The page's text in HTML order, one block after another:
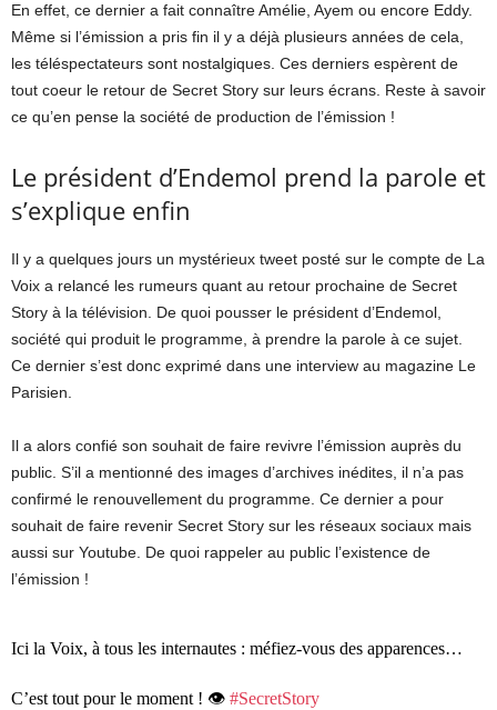
En effet, ce dernier a fait connaître Amélie, Ayem ou encore Eddy.
Même si l’émission a pris fin il y a déjà plusieurs années de cela,
les téléspectateurs sont nostalgiques. Ces derniers espèrent de
tout coeur le retour de Secret Story sur leurs écrans. Reste à savoir
ce qu’en pense la société de production de l’émission !
Le président d’Endemol prend la parole et
s’explique enfin
Il y a quelques jours un mystérieux tweet posté sur le compte de La
Voix a relancé les rumeurs quant au retour prochaine de Secret
Story à la télévision. De quoi pousser le président d’Endemol,
société qui produit le programme, à prendre la parole à ce sujet.
Ce dernier s’est donc exprimé dans une interview au magazine Le
Parisien.
Il a alors confié son souhait de faire revivre l’émission auprès du
public. S’il a mentionné des images d’archives inédites, il n’a pas
confirmé le renouvellement du programme. Ce dernier a pour
souhait de faire revenir Secret Story sur les réseaux sociaux mais
aussi sur Youtube. De quoi rappeler au public l’existence de
l’émission !
Ici la Voix, à tous les internautes : méfiez-vous des apparences…
C’est tout pour le moment ! 👁️ #SecretStory